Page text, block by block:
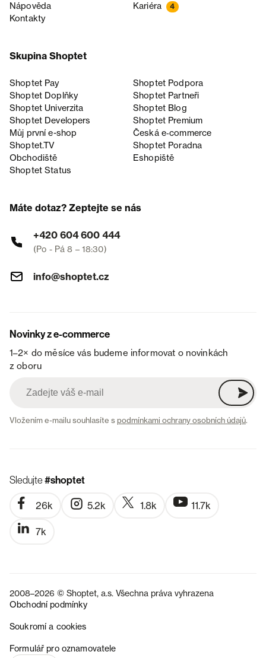
Nápověda
Kariéra 4
Kontakty
Skupina Shoptet
Shoptet Pay
Shoptet Podpora
Shoptet Doplňky
Shoptet Partneři
Shoptet Univerzita
Shoptet Blog
Shoptet Developers
Shoptet Premium
Můj první e-shop
Česká e‑commerce
Shoptet.TV
Shoptet Poradna
Obchodiště
Eshopiště
Shoptet Status
Máte dotaz? Zeptejte se nás
+420 604 600 444
(Po - Pá 8 – 18:30)
info@shoptet.cz
Novinky z e-commerce
1–2× do měsíce vás budeme informovat o novinkách
z oboru
Vložením e-mailu souhlasíte spodmínkami ochrany osobních údajů.
Sledujte#shoptet
26k 5.2k 1.8k 11.7k
7k
2008–2026 © Shoptet, a.s. Všechna práva vyhrazena
Obchodní podmínky
Soukromí a cookies
Formulář pro oznamovatele